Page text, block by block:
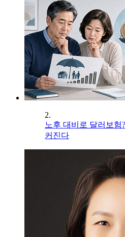
2.
노후 대비로 달러보험
커진다